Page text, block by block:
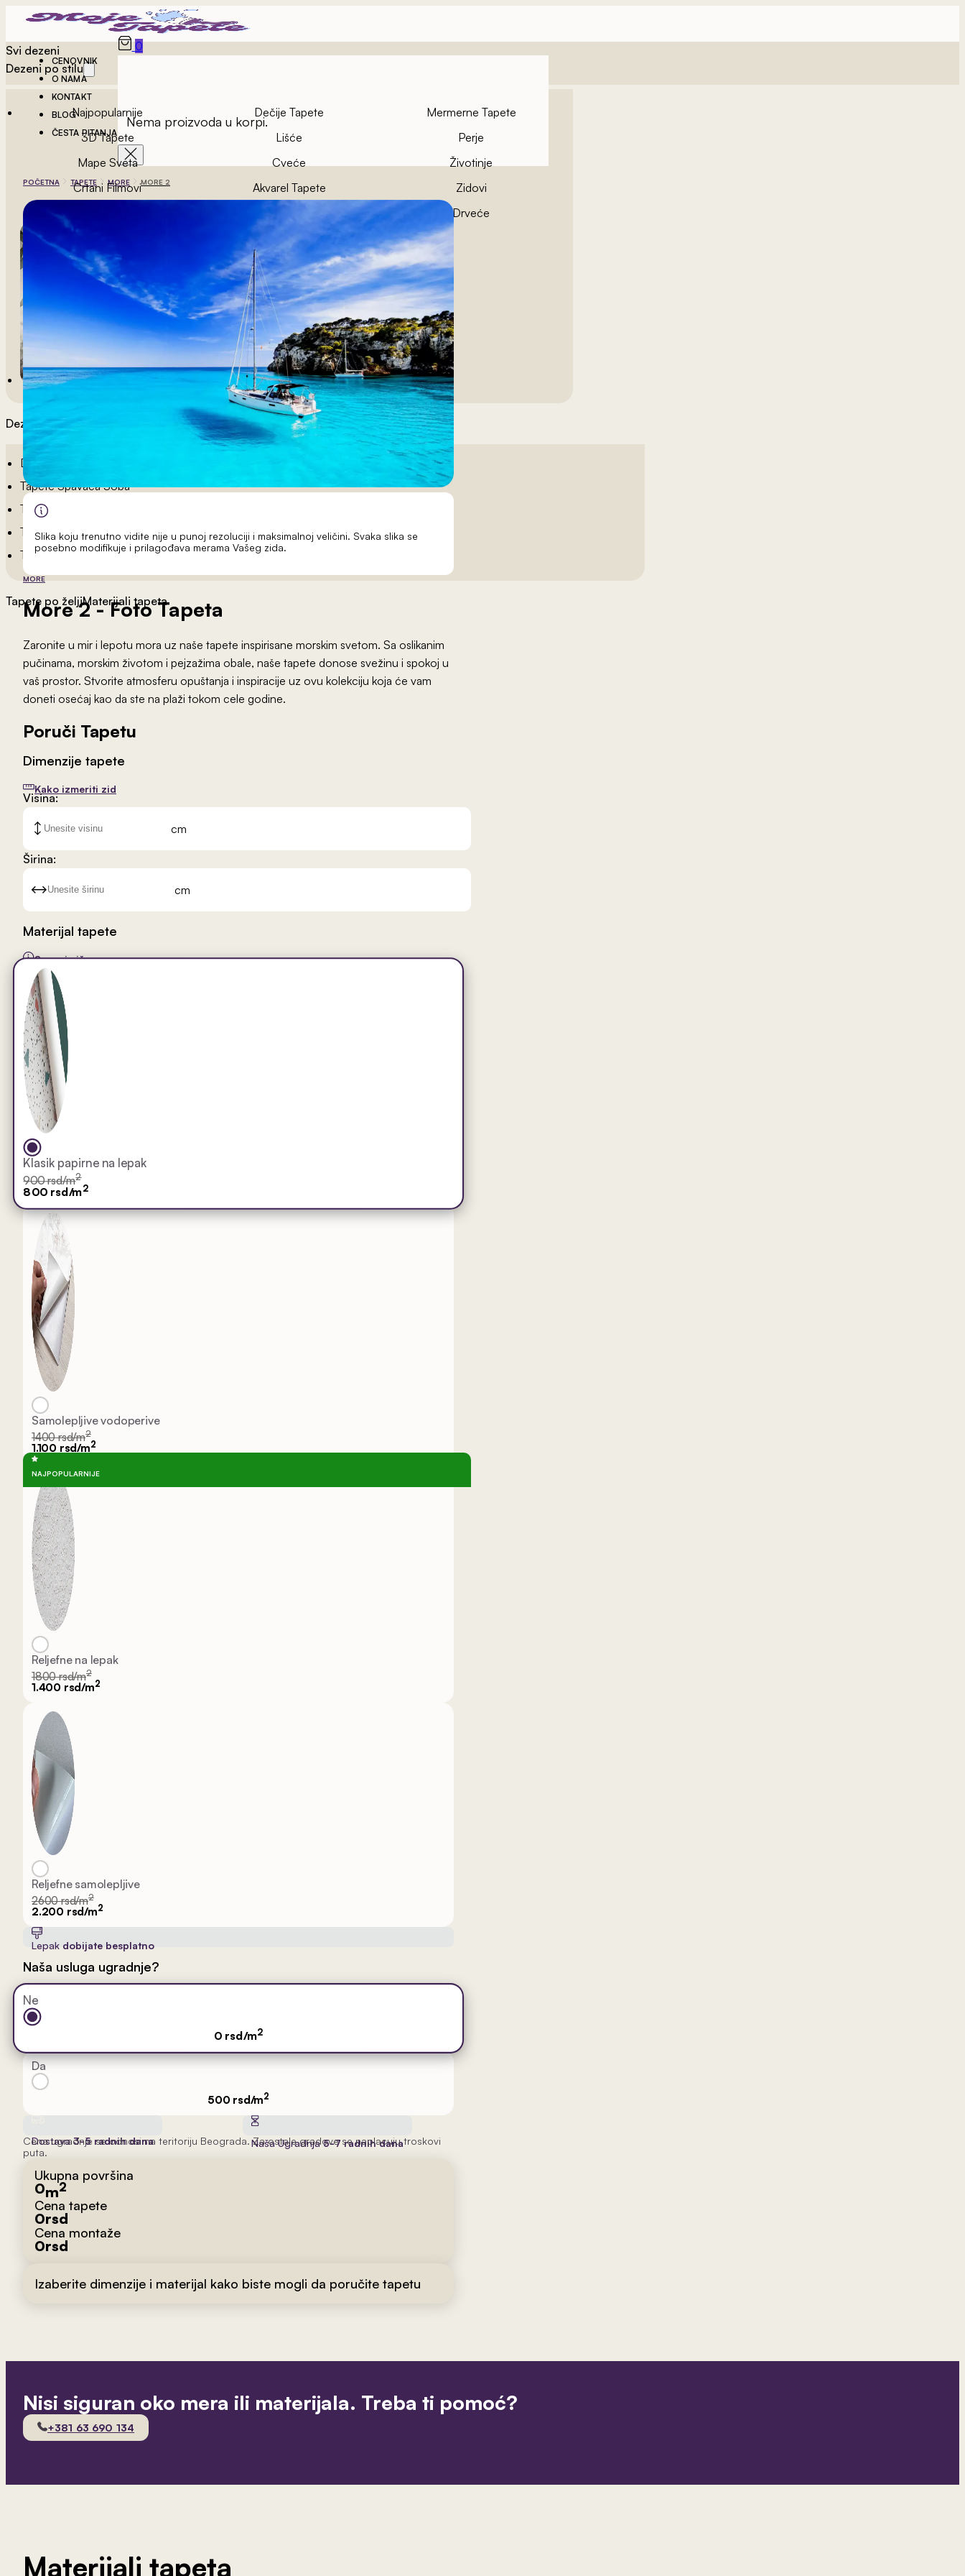
CENOVNIK
O NAMA
KONTAKT
BLOG
ČESTA PITANJA
0
Nema proizvoda u korpi.
Svi dezeni
Dezeni po stilu
Najpopularnije Dečije Tapete
Mermerne Tapete
3D Tapete
Lišće
Perje
Mape Sveta
Cveće
Životinje
Crtani Filmovi
Akvarel Tapete
Zidovi
Geometrijske Tapete Drveće
Dezeni po sobama
Dečije Tapete
Tapete Spavaća Soba
Tapete Dnevna Soba
Tapete Za Kupatilo
Tapete Za Kuhinju
Tapete po željiMaterijali tapeta
POČETNA TAPETE MORE MORE 2
Slika koju trenutno vidite nije u punoj rezoluciji i maksimalnoj veličini. Svaka slika se
posebno modifikuje i prilagođava merama Vašeg zida.
MORE
More 2- Foto Tapeta
Zaronite u mir i lepotu mora uz naše tapete inspirisane morskim svetom. Sa oslikanim
pučinama, morskim životom i pejzažima obale, naše tapete donose svežinu i spokoj u
vaš prostor. Stvorite atmosferu opuštanja i inspiracije uz ovu kolekciju koja će vam
doneti osećaj kao da ste na plaži tokom cele godine.
Poruči Tapetu
Dimenzije tapete
Kako izmeriti zid
Visina:
cm
Širina:
cm
Materijal tapete
Saznaj više
Klasik papirne na lepak
900 rsd/m2
800 rsd/m2
Samolepljive vodoperive
1400 rsd/m2
1.100 rsd/m2
NAJPOPULARNIJE
Reljefne na lepak
1800 rsd/m2
1.400 rsd/m2
Reljefne samolepljive
2600 rsd/m2
2.200 rsd/m2
Lepak dobijate besplatno
Naša usluga ugradnje?
Ne
0 rsd/m2
Da
500 rsd/m2
Dostava3-5 radnih dana Naša Ugradnja5-7 radnih dana
Cena ugradnje se odnosi na teritoriju Beograda. Za ostale gradove se naplacuju troskovi
puta.
Ukupna površina
0m2
Cena tapete
0rsd
Cena montaže
0rsd
Izaberite dimenzije i materijal kako biste mogli da poručite tapetu
Nisi siguran oko mera ili materijala. Treba ti pomoć?
+381 63 690 134
Materijali tapeta